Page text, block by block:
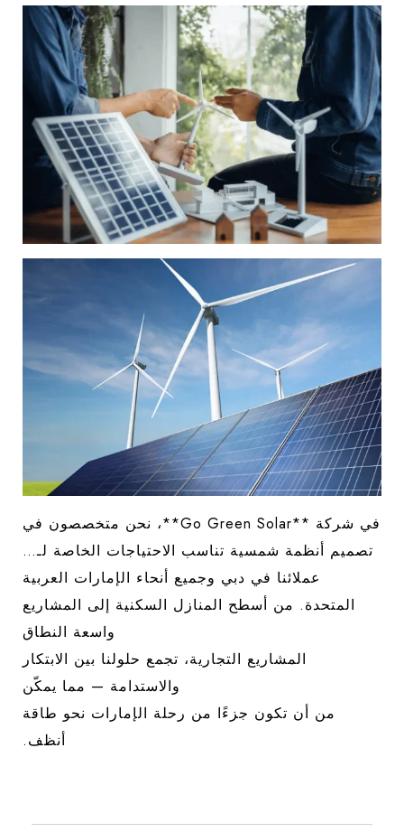
في شركة **Go Green Solar**، نحن متخصصون في
تصميم أنظمة شمسية تناسب الاحتياجات الخاصة لـ…
عملائنا في دبي وجميع أنحاء الإمارات العربية
المتحدة. من أسطح المنازل السكنية إلى المشاريع
واسعة النطاق
المشاريع التجارية، تجمع حلولنا بين الابتكار
والاستدامة — مما يمكّن
من أن تكون جزءًا من رحلة الإمارات نحو طاقة
أنظف.